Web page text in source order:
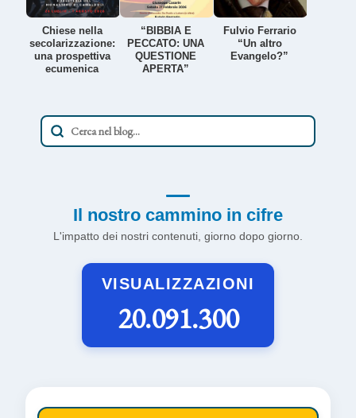
Chiese nella
secolarizzazione:
una prospettiva
ecumenica
“BIBBIA E
PECCATO: UNA
QUESTIONE
APERTA”
Fulvio Ferrario
“Un altro
Evangelo?”
Il nostro cammino in cifre
L'impatto dei nostri contenuti, giorno dopo giorno.
VISUALIZZAZIONI
20.091.300